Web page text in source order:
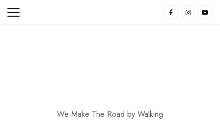
Skip
We Make The Road by Walking